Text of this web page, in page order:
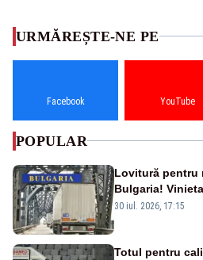
URMĂREȘTE-NE PE
Facebook YouTube
POPULAR
Lovitură pentru
Bulgaria!
la 1 august
30 iul. 2026, 17:15
Totul pentru